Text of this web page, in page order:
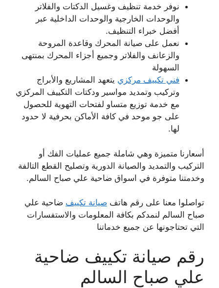
نوفر خدمة تنظيف وغسيل الدكتات والفلاتر
والوحدات الخارجية والوحدات الداخلية عبر
أفضل خبراء التنظيف.
نعمل على صيانة المحرك وقاعدة المروحة
والزعانف والفلاتر وجميع أجزاء المحرك بمنتهى
السهولة
فني تكييف مركزي يتعهد المشاريع والأبراج
وتركيب وتمديد مواسير ودكتات التكييف المركزي
مع خدمة توزيع متساو لفتحات التهوية للحصول
على جو موحد في كافة الأماكن بحرفية لا حدود
لها.
أسعارنا متميزة وهي شاملة جميع عمليات الفك أو
التركيب والتمديد والصيانة الدورية وتصليح القطع التالفة
وخدمتنا متوفرة في اسواق ضاحية علي صباح السالم.
تواصلوا معنا على رقم هاتف صيانة تكييف ضاحية علي
صباح السالم لنمدكم بكافة المعلومات والاستفسارات
التي تحتاجونها عن جميع خدماتنا
رقم صيانة تكييف ضاحية
علي صباح السالم